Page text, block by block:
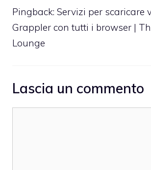
Pingback: Servizi per scaricare
Grappler con tutti i browser |
Lounge
Lascia un commento